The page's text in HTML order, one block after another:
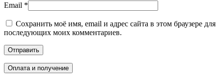
Email *
Сохранить моё имя, email и адрес сайта в этом браузере для
последующих моих комментариев.
Оплата и получение